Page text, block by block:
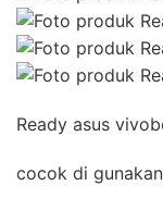
Ready asus
cocok di